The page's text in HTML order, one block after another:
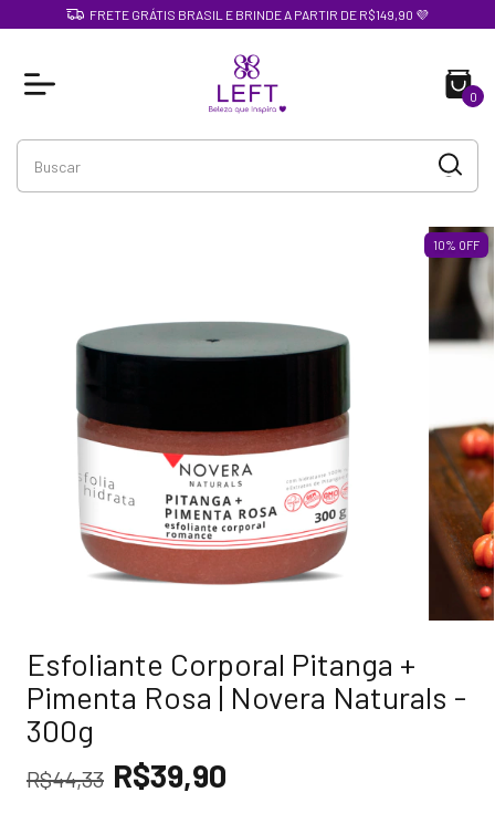
FRETE GRÁTIS BRASIL E BRINDE A PARTIR DE R$149,90 💜
0
10% OFF
Esfoliante Corporal Pitanga +
Pimenta Rosa | Novera Naturals -
300g
R$44,33 R$39,90